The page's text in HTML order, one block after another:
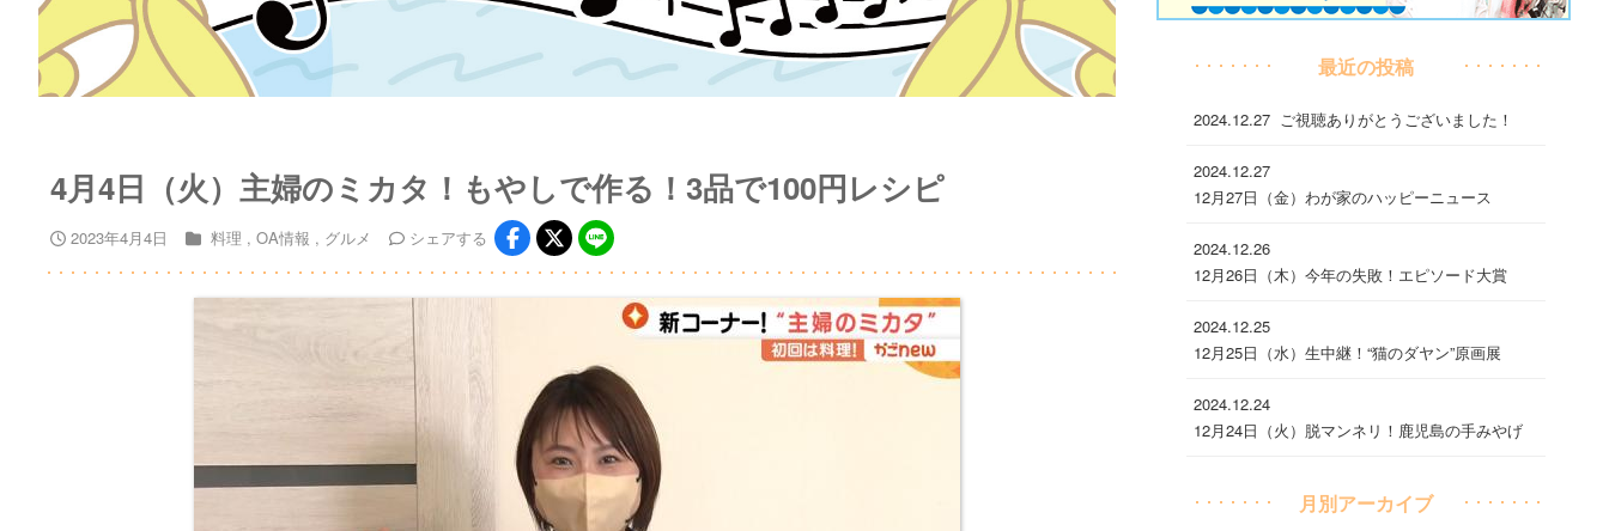
4月4日（火）主婦のミカタ！もやしで作る！3品で100円レシピ
2023年4月4日 料理 OA情報 グルメ シェアする
最近の投稿
2024.12.27 ご視聴ありがとうございました！
2024.12.27
12月27日（金）わが家のハッピーニュース
2024.12.26
12月26日（木）今年の失敗！エピソード大賞
2024.12.25
12月25日（水）生中継！“猫のダヤン”原画展
2024.12.24
12月24日（火）脱マンネリ！鹿児島の手みやげ
月別アーカイブ